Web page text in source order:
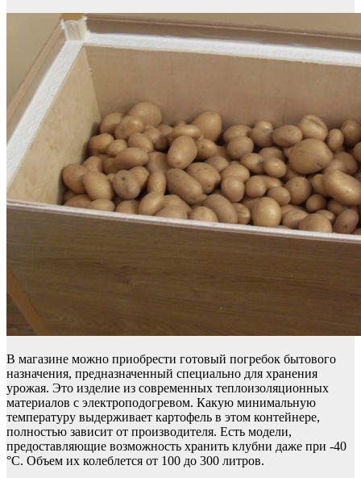
В магазине можно приобрести готовый погребок бытового
назначения, предназначенный специально для хранения
урожая. Это изделие из современных теплоизоляционных
материалов с электроподогревом. Какую минимальную
температуру выдерживает картофель в этом контейнере,
полностью зависит от производителя. Есть модели,
предоставляющие возможность хранить клубни даже при -40
°С. Объем их колеблется от 100 до 300 литров.